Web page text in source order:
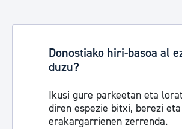
Donostiako hiri-basoa al
duzu?
Ikusi gure parkeetan eta
diren espezie bitxi, berezi eta
erakargarrienen zerrenda.